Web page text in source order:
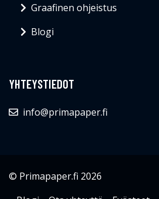
Graafinen ohjeistus
Blogi
YHTEYSTIEDOT
info@primapaper.fi
© Primapaper.fi 2026